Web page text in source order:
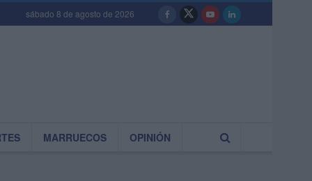
sábado 8 de agosto de 2026
MARRUECOS OPINIÓN